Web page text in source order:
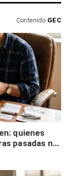
Contenido GEC
quienes
pasadas no
de